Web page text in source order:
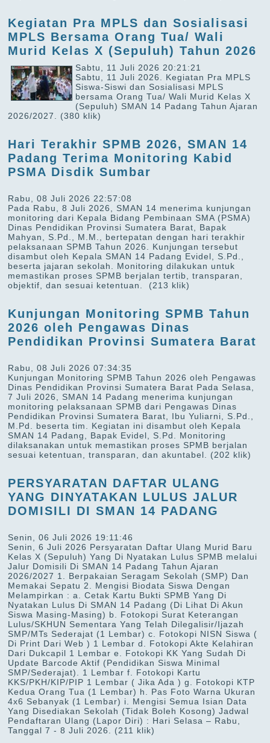
Kegiatan Pra MPLS dan Sosialisasi
MPLS Bersama Orang Tua/ Wali
Murid Kelas X (Sepuluh) Tahun 2026
Sabtu, 11 Juli 2026 20:21:21
Sabtu, 11 Juli 2026. Kegiatan Pra MPLS
Siswa-Siswi dan Sosialisasi MPLS
bersama Orang Tua/ Wali Murid Kelas X
(Sepuluh) SMAN 14 Padang Tahun Ajaran
2026/2027. (380 klik)
Hari Terakhir SPMB 2026, SMAN 14
Padang Terima Monitoring Kabid
PSMA Disdik Sumbar
Rabu, 08 Juli 2026 22:57:08
Pada Rabu, 8 Juli 2026, SMAN 14 menerima kunjungan
monitoring dari Kepala Bidang Pembinaan SMA (PSMA)
Dinas Pendidikan Provinsi Sumatera Barat, Bapak
Mahyan, S.Pd., M.M., bertepatan dengan hari terakhir
pelaksanaan SPMB Tahun 2026. Kunjungan tersebut
disambut oleh Kepala SMAN 14 Padang Evidel, S.Pd.,
beserta jajaran sekolah. Monitoring dilakukan untuk
memastikan proses SPMB berjalan tertib, transparan,
objektif, dan sesuai ketentuan. (213 klik)
Kunjungan Monitoring SPMB Tahun
2026 oleh Pengawas Dinas
Pendidikan Provinsi Sumatera Barat
Rabu, 08 Juli 2026 07:34:35
Kunjungan Monitoring SPMB Tahun 2026 oleh Pengawas
Dinas Pendidikan Provinsi Sumatera Barat Pada Selasa,
7 Juli 2026, SMAN 14 Padang menerima kunjungan
monitoring pelaksanaan SPMB dari Pengawas Dinas
Pendidikan Provinsi Sumatera Barat, Ibu Yuliarni, S.Pd.,
M.Pd. beserta tim. Kegiatan ini disambut oleh Kepala
SMAN 14 Padang, Bapak Evidel, S.Pd. Monitoring
dilaksanakan untuk memastikan proses SPMB berjalan
sesuai ketentuan, transparan, dan akuntabel. (202 klik)
PERSYARATAN DAFTAR ULANG
YANG DINYATAKAN LULUS JALUR
DOMISILI DI SMAN 14 PADANG
Senin, 06 Juli 2026 19:11:46
Senin, 6 Juli 2026 Persyaratan Daftar Ulang Murid Baru
Kelas X (Sepuluh) Yang Di Nyatakan Lulus SPMB melalui
Jalur Domisili Di SMAN 14 Padang Tahun Ajaran
2026/2027 1. Berpakaian Seragam Sekolah (SMP) Dan
Memakai Sepatu 2. Mengisi Biodata Siswa Dengan
Melampirkan : a. Cetak Kartu Bukti SPMB Yang Di
Nyatakan Lulus Di SMAN 14 Padang (Di Lihat Di Akun
Siswa Masing-Masing) b. Fotokopi Surat Keterangan
Lulus/SKHUN Sementara Yang Telah Dilegalisir/Ijazah
SMP/MTs Sederajat (1 Lembar) c. Fotokopi NISN Siswa (
Di Print Dari Web ) 1 Lembar d. Fotokopi Akte Kelahiran
Dari Dukcapil 1 Lembar e. Fotokopi KK Yang Sudah Di
Update Barcode Aktif (Pendidikan Siswa Minimal
SMP/Sederajat). 1 Lembar f. Fotokopi Kartu
KKS/PKH/KIP/PIP 1 Lembar ( Jika Ada ) g. Fotokopi KTP
Kedua Orang Tua (1 Lembar) h. Pas Foto Warna Ukuran
4x6 Sebanyak (1 Lembar) i. Mengisi Semua Isian Data
Yang Disediakan Sekolah (Tidak Boleh Kosong) Jadwal
Pendaftaran Ulang (Lapor Diri) : Hari Selasa – Rabu,
Tanggal 7 - 8 Juli 2026. (211 klik)